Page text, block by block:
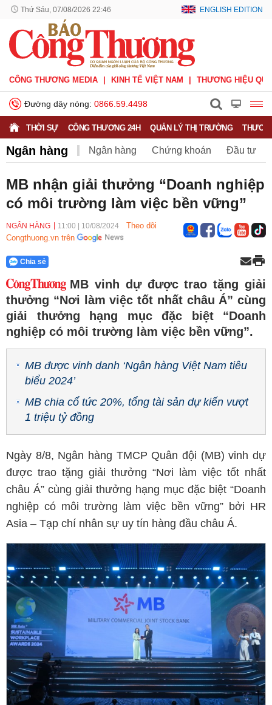
Thứ Sáu, 07/08/2026 22:46 ENGLISH EDITION
CÔNG THƯƠNG MEDIA KINH TẾ VIỆT NAM THƯƠNG HIỆU
Đường dây nóng: 0866.59.4498
THỜI SỰ CÔNG THƯƠNG 24H QUẢN LÝ THỊ TRƯỜNG
Ngân hàng Ngân hàng Chứng khoán Đầu tư
MB nhận giải thưởng “Doanh nghiệp
có môi trường làm việc bền vững”
NGÂN HÀNG 11:00 10/08/2024
Theo dõi
Congthuong.vn trên
Chia sẻ
MB vinh dự được trao tặng giải
thưởng “Nơi làm việc tốt nhất châu Á” cùng
giải thưởng hạng mục đặc biệt “Doanh
nghiệp có môi trường làm việc bền vững”.
MB được vinh danh ‘Ngân hàng Việt Nam tiêu
biểu 2024’
MB chia cổ tức 20%, tổng tài sản dự kiến vượt
1 triệu tỷ đồng
Ngày 8/8, Ngân hàng TMCP Quân đội (MB) vinh dự
được trao tặng giải thưởng “Nơi làm việc tốt nhất
châu Á” cùng giải thưởng hạng mục đặc biệt “Doanh
nghiệp có môi trường làm việc bền vững” bởi HR
Asia – Tạp chí nhân sự uy tín hàng đầu châu Á.